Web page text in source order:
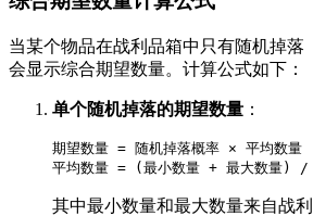
当某个物品在战利品箱中只有随机掉落
会显示综合期望数量。计算公式如下：
单个随机掉落的期望数量 ：
期望数量 = 随机掉落概率 × 平均数量
其中最小数量和最大数量来自战